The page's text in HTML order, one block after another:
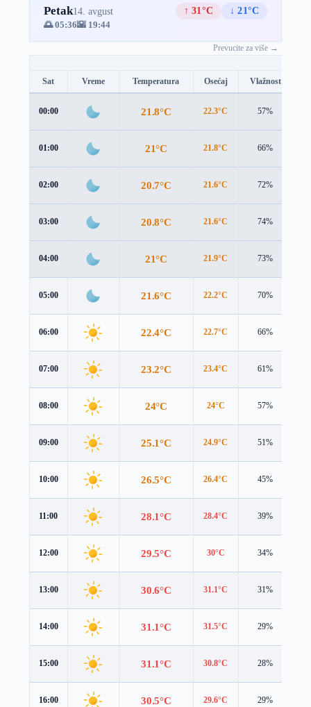
Petak14. avgust ↑ 31°C
↓ 21°C
🌅 05:36🌇 19:44
Prevucite za više →
Sat Vreme Temperatura Osećaj Vlažnost
00:00 21.8°C 22.3°C 57%
01:00 21°C 21.8°C 66%
02:00 20.7°C 21.6°C 72%
03:00 20.8°C 21.6°C 74%
04:00 21°C 21.9°C 73%
05:00 21.6°C 22.2°C 70%
06:00 22.4°C 22.7°C 66%
07:00 23.2°C 23.4°C 61%
08:00 24°C 24°C 57%
09:00 25.1°C 24.9°C 51%
10:00 26.5°C 26.4°C 45%
11:00 28.1°C 28.4°C 39%
12:00 29.5°C 30°C 34%
13:00 30.6°C 31.1°C 31%
14:00 31.1°C 31.5°C 29%
15:00 31.1°C 30.8°C 28%
16:00 30.5°C 29.6°C 29%